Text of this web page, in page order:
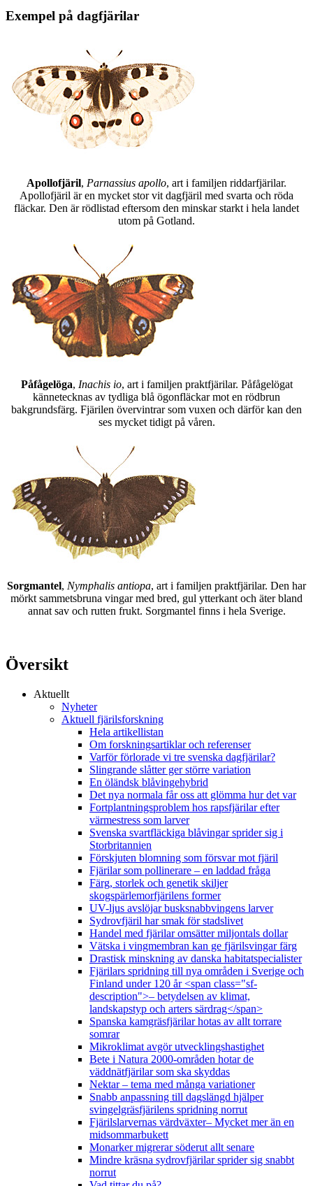
Exempel på dagfjärilar
Apollofjäril, Parnassius apollo, art i familjen riddarfjärilar.
Apollofjäril är en mycket stor vit dagfjäril med svarta och röda
fläckar. Den är rödlistad eftersom den minskar starkt i hela landet
utom på Gotland.
Påfågelöga, Inachis io, art i familjen praktfjärilar. Påfågelögat
kännetecknas av tydliga blå ögonfläckar mot en rödbrun
bakgrundsfärg. Fjärilen övervintrar som vuxen och därför kan den
ses mycket tidigt på våren.
Sorgmantel, Nymphalis antiopa, art i familjen praktfjärilar. Den har
mörkt sammetsbruna vingar med bred, gul ytterkant och äter bland
annat sav och rutten frukt. Sorgmantel finns i hela Sverige.
Översikt
Aktuellt
Nyheter
Aktuell fjärilsforskning
Hela artikellistan
Om forskningsartiklar och referenser
Varför förlorade vi tre svenska dagfjärilar?
Slingrande slåtter ger större variation
En öländsk blåvingehybrid
Det nya normala får oss att glömma hur det var
Fortplantningsproblem hos rapsfjärilar efter
värmestress som larver
Svenska svartfläckiga blåvingar sprider sig i
Storbritannien
Förskjuten blomning som försvar mot fjäril
Fjärilar som pollinerare – en laddad fråga
Färg, storlek och genetik skiljer
skogspärlemorfjärilens former
UV-ljus avslöjar busksnabbvingens larver
Sydrovfjäril har smak för stadslivet
Handel med fjärilar omsätter miljontals dollar
Vätska i vingmembran kan ge fjärilsvingar färg
Drastisk minskning av danska habitatspecialister
Fjärilars spridning till nya områden i Sverige och
Finland under 120 år <span class="sf-
description">– betydelsen av klimat,
landskapstyp och arters särdrag</span>
Spanska kamgräsfjärilar hotas av allt torrare
somrar
Mikroklimat avgör utvecklingshastighet
Bete i Natura 2000-områden hotar de
väddnätfjärilar som ska skyddas
Nektar – tema med många variationer
Snabb anpassning till dagslängd hjälper
svingelgräsfjärilens spridning norrut
Fjärilslarvernas värdväxter– Mycket mer än en
midsommarbukett
Monarker migrerar söderut allt senare
Mindre kräsna sydrovfjärilar sprider sig snabbt
norrut